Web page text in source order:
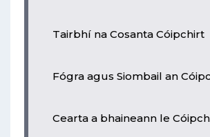
Tairbhí na Cosanta Cóipchirt
Fógra agus Siombail an
Cearta a bhaineann le